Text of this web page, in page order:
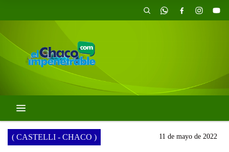
( CASTELLI - CHACO ) 11 de mayo de 2022